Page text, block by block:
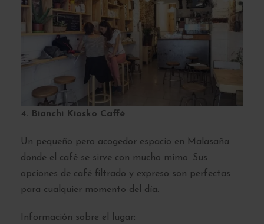
4. Bianchi Kiosko Caffé
Un pequeño pero acogedor espacio en Malasaña
donde el café se sirve con mucho mimo. Sus
opciones de café filtrado y expreso son perfectas
para cualquier momento del día.
Información sobre el lugar: